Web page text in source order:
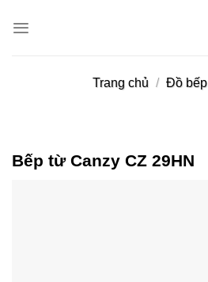
Trang chủ / Đồ bếp
Bếp từ Canzy CZ 29HN